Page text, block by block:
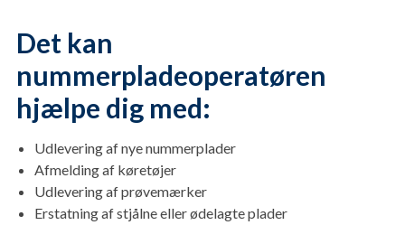
Det kan
nummerpladeoperatøren
hjælpe dig med:
Udlevering af nye nummerplader
Afmelding af køretøjer
Udlevering af prøvemærker
Erstatning af stjålne eller ødelagte plader